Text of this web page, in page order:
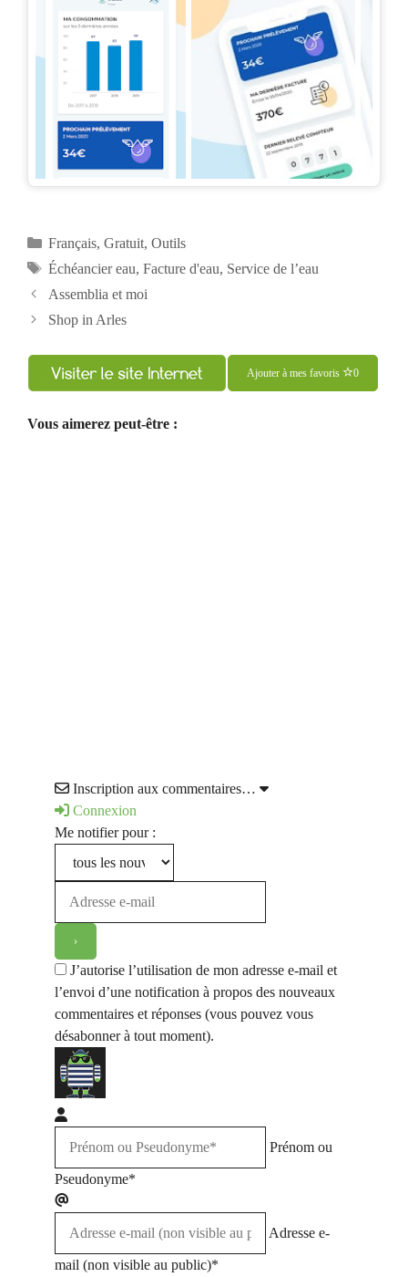
Catégories
Français, Gratuit, Outils
Étiquettes
Échéancier eau, Facture d'eau, Service de l’eau
Navigation
des
Assemblia et moi
Shop in Arles
Ajouter à mes favoris 0
Vous aimerez peut-être :
Inscription aux commentaires…
Connexion
Me notifier pour :
J’autorise l’utilisation de mon adresse e-mail et
l’envoi d’une notification à propos des nouveaux
commentaires et réponses (vous pouvez vous
désabonner à tout moment).
Prénom ou
Pseudonyme*
Adresse e-
mail (non visible au public)*